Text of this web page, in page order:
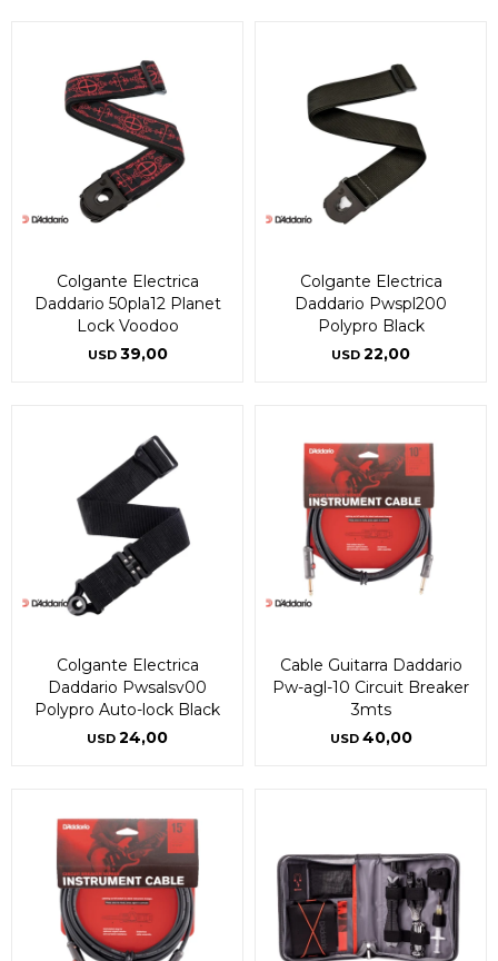
Colgante Electrica
Daddario 50pla12 Planet
Lock Voodoo
USD 39,00
Colgante Electrica
Daddario Pwspl200
Polypro Black
USD 22,00
Colgante Electrica
Daddario Pwsalsv00
Polypro Auto-lock Black
USD 24,00
Cable Guitarra Daddario
Pw-agl-10 Circuit Breaker
3mts
USD 40,00